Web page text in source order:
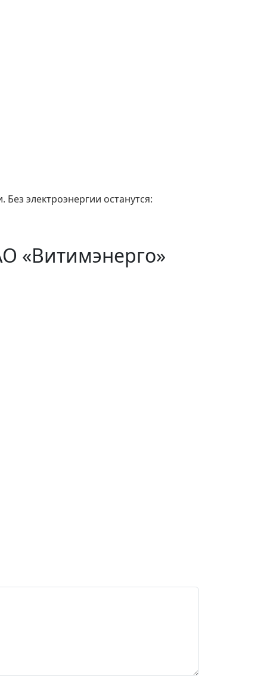
электроэнергии останутся:
«Витимэнерго»